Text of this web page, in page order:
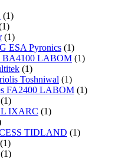
(1)
(1)
ESA Pyronics (1)
BA4100 LABOM (1)
(1)
Toshniwal (1)
FA2400 LABOM (1)
(1)
IXARC (1)
TIDLAND (1)
(1)
(1)